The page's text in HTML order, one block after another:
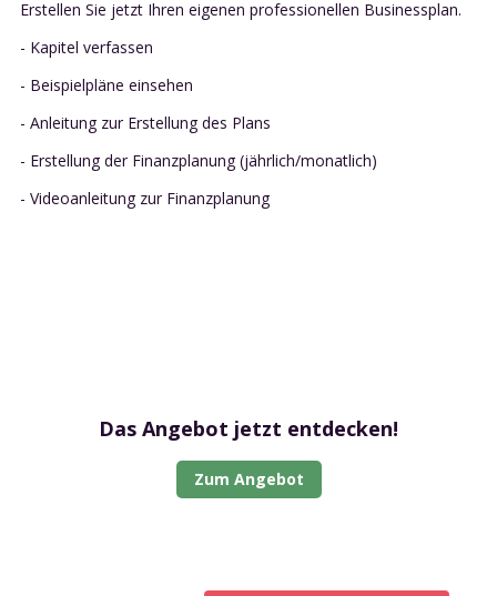
Erstellen Sie jetzt Ihren eigenen professionellen Businessplan.
- Kapitel verfassen
- Beispielpläne einsehen
- Anleitung zur Erstellung des Plans
- Erstellung der Finanzplanung (jährlich/monatlich)
- Videoanleitung zur Finanzplanung
Das Angebot jetzt entdecken!
Zum Angebot